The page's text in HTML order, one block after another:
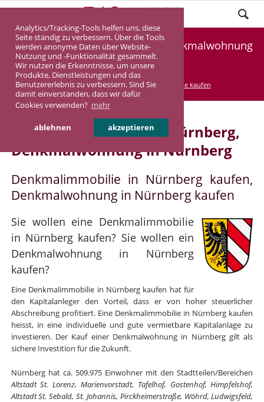
Analytics/Tracking-Tools helfen uns, diese
Seite ständig zu verbessern. Über die Tools
werden anonyme Daten über Website-
Nutzung und -Funktionalität gesammelt.
Wir nutzen die Erkenntnisse, um unsere
Produkte, Dienstleistungen und das
Benutzererlebnis zu verbessern. Sind Sie
damit einverstanden, dass wir dafür
Cookies verwenden? mehr
ablehnen akzeptieren
Denkmalimmobilie Nürnberg, Denkmalwohnung
Nürnberg
DASINVEST Service Denkmalimmobilie kaufen
Denkmalimmobilie in Nürnberg,
Denkmalwohnung in Nürnberg
Denkmalimmobilie in Nürnberg kaufen,
Denkmalwohnung in Nürnberg kaufen
Sie wollen eine Denkmalimmobilie
in Nürnberg kaufen? Sie wollen ein
Denkmalwohnung in Nürnberg
kaufen?
Eine Denkmalimmobilie in Nürnberg kaufen hat für
den Kapitalanleger den Vorteil, dass er von hoher steuerlicher
Abschreibung profitiert. Eine Denkmalimmobilie in Nürnberg kaufen
heisst, in eine individuelle und gute vermietbare Kapitalanlage zu
investieren. Der Kauf einer Denkmalwohnung in Nürnberg gilt als
sichere Investition für die Zukunft.
Nürnberg hat ca. 509.975 Einwohner mit den Stadtteilen/Bereichen
Altstadt St. Lorenz, Marienvorstadt, Tafelhof, Gostenhof, Himpfelshof,
Altstadt St. Sebald, St. Johannis, Pirckheimerstraße, Wöhrd, Ludwigsfeld,